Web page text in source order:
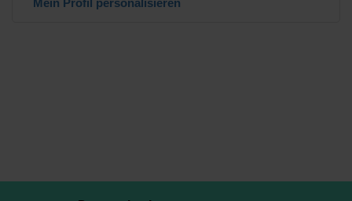
Mein Profil personalisieren